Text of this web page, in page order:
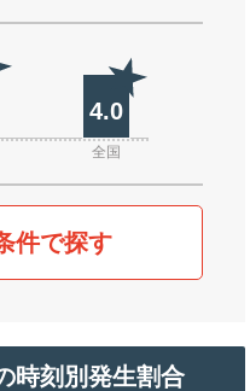
4.0
全国
件で探す
時刻別発生割合